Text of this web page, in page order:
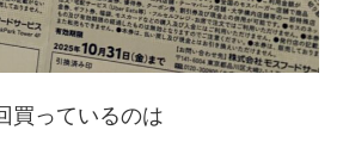
買っているのは